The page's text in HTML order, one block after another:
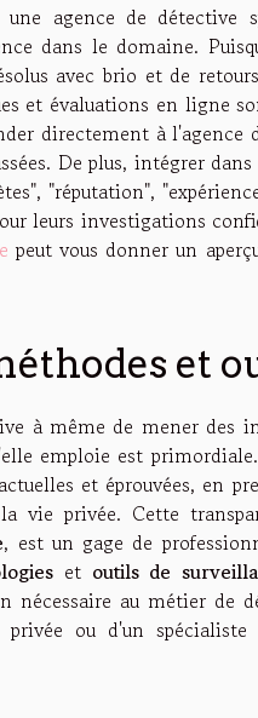
agence de détective
dans le domaine.
avec brio et de
et évaluations en ligne
directement à l'agence
De plus, intégrer
"réputation",
leurs investigations
peut vous donner un
et
à même de mener des
emploie est
actuelles et éprouvées, en
vie privée. Cette
, est un gage de
et outils de
au métier de
ou d'un spécialiste